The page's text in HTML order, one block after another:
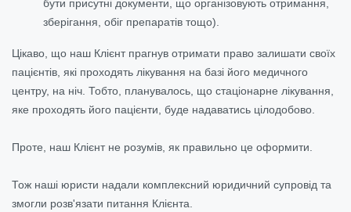
бути присутні документи, що організовують отримання,
зберігання, обіг препаратів тощо).
Цікаво, що наш Клієнт прагнув отримати право залишати своїх
пацієнтів, які проходять лікування на базі його медичного
центру, на ніч. Тобто, планувалось, що стаціонарне лікування,
яке проходять його пацієнти, буде надаватись цілодобово.
Проте, наш Клієнт не розумів, як правильно це оформити.
Тож наші юристи надали комплексний юридичний супровід та
змогли розв'язати питання Клієнта.